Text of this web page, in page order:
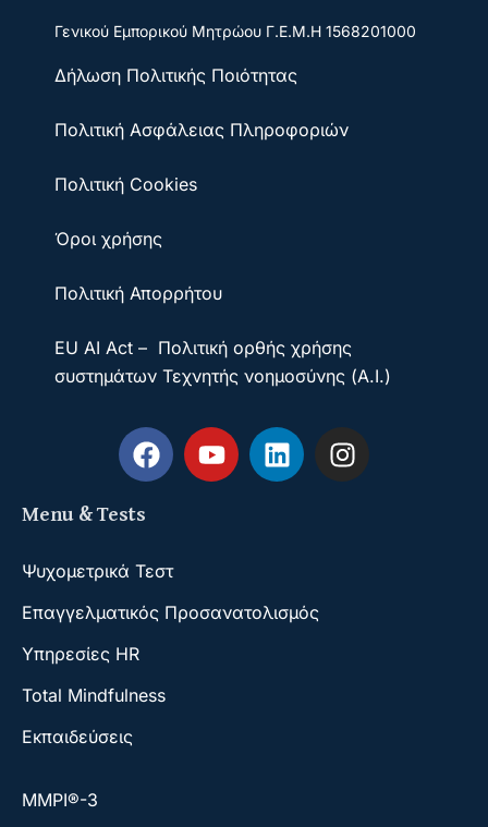
Γενικού Εμπορικού Μητρώου Γ.Ε.Μ.Η 1568201000
Δήλωση Πολιτικής Ποιότητας
Πολιτική Ασφάλειας Πληροφοριών
Πολιτική Cookies
Όροι χρήσης
Πολιτική Απορρήτου
EU AI Act – Πολιτική ορθής χρήσης
συστημάτων Τεχνητής νοημοσύνης (A.I.)
Menu & Tests
Ψυχομετρικά Τεστ
Επαγγελματικός Προσανατολισμός
Υπηρεσίες HR
Total Mindfulness
Εκπαιδεύσεις
ΜΜΡΙ®-3